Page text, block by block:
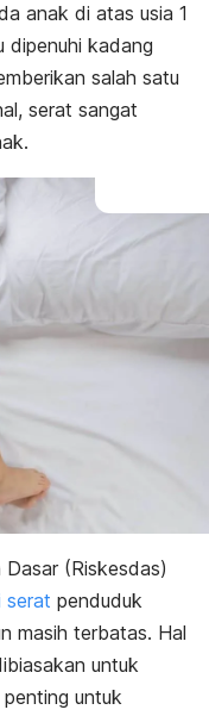
anak di atas usia 1
dipenuhi kadang
salah satu
serat sangat
(Riskesdas)
serat penduduk
masih terbatas. Hal
untuk
untuk